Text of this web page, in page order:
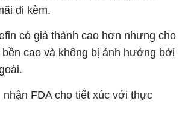
đi kèm.
có giá thành cao hơn nhưng cho
bền cao và không bị ảnh hưởng bởi
FDA cho tiết xúc với thực